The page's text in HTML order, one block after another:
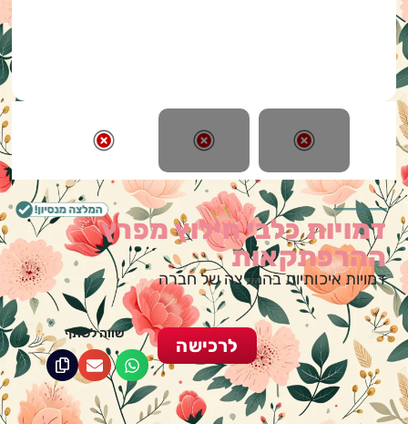
דמויות כלבי חילוץ מפרץ
ההרפתקאות
דמויות איכותיות בהמלצה של חברה
שווה לשתף
לרכישה